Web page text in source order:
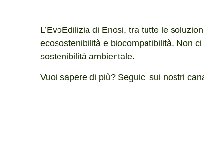
L’EvoEdilizia di Enosi, tra tutte le
ecosostenibilità e biocompatibilità. Non
sostenibilità ambientale.
Vuoi sapere di più? Seguici sui nostri